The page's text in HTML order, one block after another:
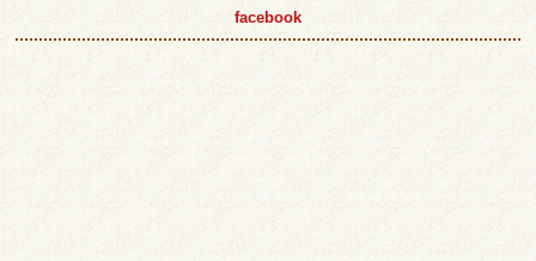
facebook